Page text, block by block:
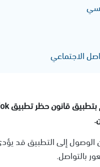
الاجتماعي
الوصول إلى التطبيق قد
بالتواصل.